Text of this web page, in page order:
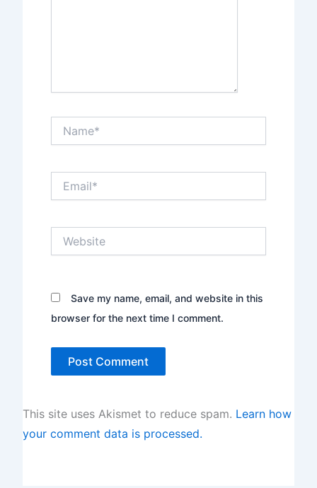
Save my name, email, and website in this
browser for the next time I comment.
This site uses Akismet to reduce spam. Learn how
your comment data is processed.